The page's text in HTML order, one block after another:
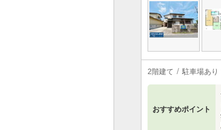
2階建て 駐車場あり
おすすめポイント